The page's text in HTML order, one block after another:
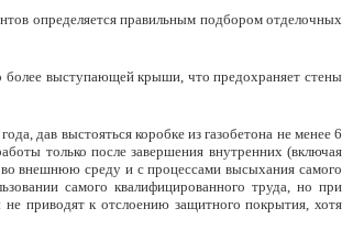
определяется правильным подбором отделочных
выступающей крыши, что предохраняет стены
дав выстояться коробке из газобетона не менее 6
только после завершения внутренних (включая
внешнюю среду и с процессами высыхания самого
самого квалифицированного труда, но при
приводят к отслоению защитного покрытия, хотя